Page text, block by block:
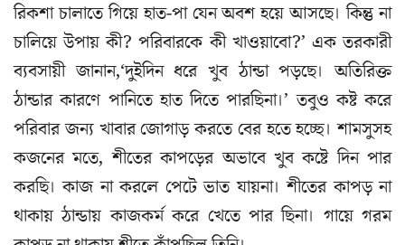
রিকশা চালাতে গিয়ে হাত-পা যেন অবশ হয়ে আসছে। কিন্তু না
চালিয়ে উপায় কী? পরিবারকে কী খাওয়াবো?’ এক তরকারী
ব্যবসায়ী জানান,‘দুইদিন ধরে খুব ঠান্ডা পড়ছে। অতিরিক্ত
ঠান্ডার কারণে পানিতে হাত দিতে পারছিনা।’ তবুও কষ্ট করে
পরিবার জন্য খাবার জোগাড় করতে বের হতে হচ্ছে। শামসুসহ
কজনের মতে, শীতের কাপড়ের অভাবে খুব কষ্টে দিন পার
করছি। কাজ না করলে পেটে ভাত যায়না। শীতের কাপড় না
থাকায় ঠান্ডায় কাজকর্ম করে খেতে পার ছিনা। গায়ে গরম